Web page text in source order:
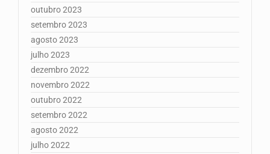
outubro 2023
setembro 2023
agosto 2023
julho 2023
dezembro 2022
novembro 2022
outubro 2022
setembro 2022
agosto 2022
julho 2022